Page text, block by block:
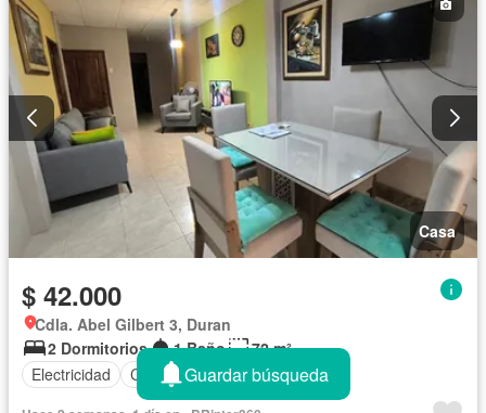
Casa
$ 42.000
Cdla. Abel Gilbert 3, Duran
2 Dormitorios
1 Baño
72 m²
Electricidad
Cocina equipada Agua
Guardar búsqueda